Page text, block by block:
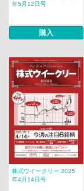
年5月12日号
購入
株式ウイークリー 2025
年4月14日号